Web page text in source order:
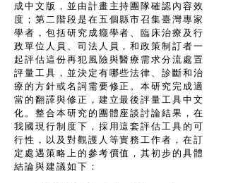
成中文版，並由計畫主持團隊確認內容效
度；第二階段是在五個縣市召集臺灣專家
學者，包括研究成癮學者、臨床治療及行
政單位人員、司法人員，和政策制訂者一
起評估這份再犯風險與醫療需求分流處置
評量工具，並決定有哪些法律、診斷和治
療的方針或名詞需要修正。本研究完成適
當的翻譯與修正，建立最後評量工具中文
化。整合本研究的團體座談討論結果，在
我國現行制度下，採用這套評估工具的可
行性，以及對觀護人等實務工作者，在訂
定處遇策略上的參考價值，其初步的具體
結論與建議如下：